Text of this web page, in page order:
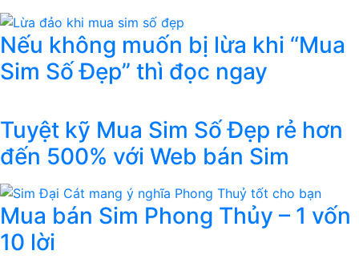
Nếu không muốn bị lừa khi “Mua
Sim Số Đẹp” thì đọc ngay
Tuyệt kỹ Mua Sim Số Đẹp rẻ hơn
đến 500% với Web bán Sim
Mua bán Sim Phong Thủy – 1 vốn
10 lời